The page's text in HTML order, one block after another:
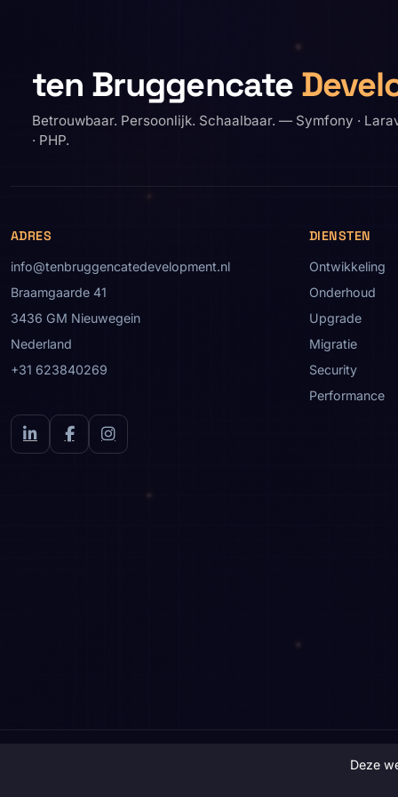
Deze
ten Bruggencate
Betrouwbaar. Persoonlijk. Schaalbaar. — Symfony ·
· PHP.
ADRES
info@tenbruggencatedevelopment.nl
Braamgaarde 41
3436 GM Nieuwegein
Nederland
+31 623840269
LinkedInFacebookInstagram
DIENSTEN
Ontwikkeling
Onderhoud
Upgrade
Migratie
Security
Performance